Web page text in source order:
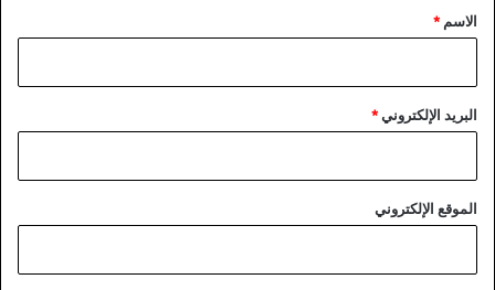
*
الاسم *
البريد الإلكتروني*
الموقع الإلكتروني